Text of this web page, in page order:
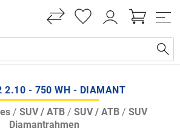
2.10 - 750 WH - DIAMANT
/ SUV / ATB/ SUV / ATB/ SUV
Diamantrahmen